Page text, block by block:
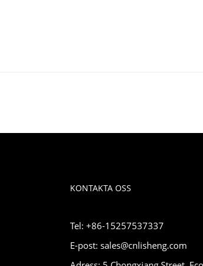
KONTAKTA OSS
Tel: +86-15257537337
E-post: sales@cnlisheng.com